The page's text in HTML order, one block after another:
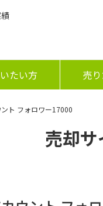
たい方 売
ト フォロワー17000
売却